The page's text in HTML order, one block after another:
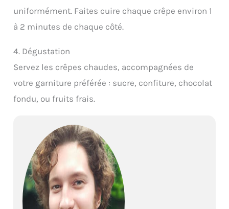
uniformément. Faites cuire chaque crêpe environ 1
à 2 minutes de chaque côté.
4. Dégustation
Servez les crêpes chaudes, accompagnées de
votre garniture préférée : sucre, confiture, chocolat
fondu, ou fruits frais.